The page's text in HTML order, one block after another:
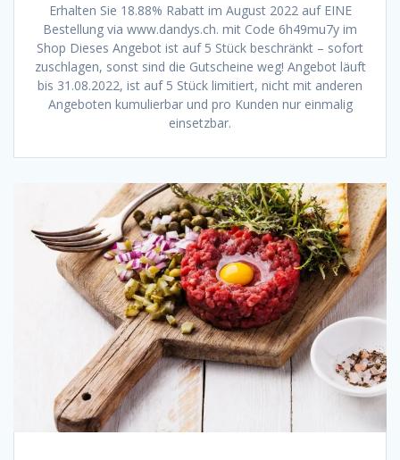
Erhalten Sie 18.88% Rabatt im August 2022 auf EINE
Bestellung via www.dandys.ch. mit Code 6h49mu7y im
Shop Dieses Angebot ist auf 5 Stück beschränkt – sofort
zuschlagen, sonst sind die Gutscheine weg! Angebot läuft
bis 31.08.2022, ist auf 5 Stück limitiert, nicht mit anderen
Angeboten kumulierbar und pro Kunden nur einmalig
einsetzbar.